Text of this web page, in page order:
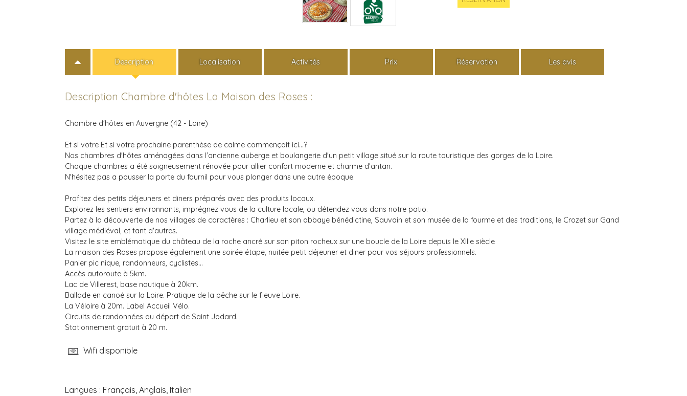
Description Localisation Activités Prix Réservation Les avis
Description Chambre d'hôtes La Maison des Roses :
Chambre d'hôtes en Auvergne (42 - Loire)
Et si votre Et si votre prochaine parenthèse de calme commençait ici...?
Nos chambres d'hôtes aménagées dans l'ancienne auberge et boulangerie d'un petit village situé sur la route touristique des gorges de la Loire.
Chaque chambres a été soigneusement rénovée pour allier confort moderne et charme d'antan.
N'hésitez pas a pousser la porte du fournil pour vous plonger dans une autre époque.
Profitez des petits déjeuners et diners préparés avec des produits locaux.
Explorez les sentiers environnants, imprégnez vous de la culture locale, ou détendez vous dans notre patio.
Partez à la découverte de nos villages de caractères : Charlieu et son abbaye bénédictine, Sauvain et son musée de la fourme et des traditions, le Crozet sur Gand
village médiéval, et tant d'autres.
Visitez le site emblématique du château de la roche ancré sur son piton rocheux sur une boucle de la Loire depuis le XIIIe siècle
La maison des Roses propose également une soirée étape, nuitée petit déjeuner et diner pour vos séjours professionnels.
Panier pic nique, randonneurs, cyclistes…
Accès autoroute à 5km.
Lac de Villerest, base nautique à 20km.
Ballade en canoé sur la Loire. Pratique de la pêche sur le fleuve Loire.
La Véloire à 20m. Label Accueil Vélo.
Circuits de randonnées au départ de Saint Jodard.
Stationnement gratuit à 20 m.
Wifi disponible
Langues : Français, Anglais, Italien